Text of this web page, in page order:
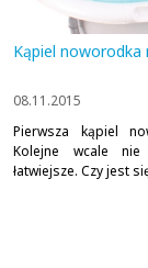
Kąpiel noworodka
08.11.2015
Pierwsza kąpiel
Kolejne wcale
łatwiejsze. Czy jest